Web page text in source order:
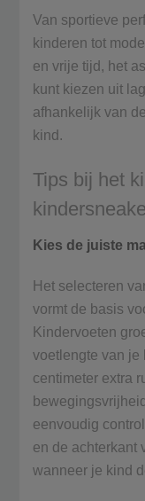
Van sportieve
kinderen tot
en vrije tijd, het
kunt kiezen uit
afhankelijk van
kind.
Tips bij het
Kies de juiste
Het selecteren
vormt de basis
Kindervoeten
voetlengte van je
centimeter extra
eenvoudig
en de achterkant
wanneer je kind